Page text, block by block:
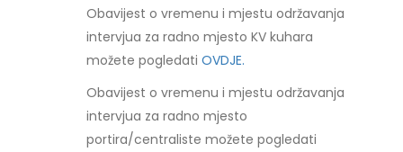
Obavijest o vremenu i mjestu održavanja
intervjua za radno mjesto KV kuhara
možete pogledatiOVDJE.
Obavijest o vremenu i mjestu održavanja
intervjua za radno mjesto
portira/centraliste možete pogledati